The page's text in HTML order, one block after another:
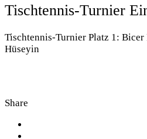
Tischtennis-Turnier
Tischtennis-Turnier Platz 1: Bicer
Hüseyin
Share